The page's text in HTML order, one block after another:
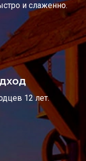
и слаженно.
12 лет.